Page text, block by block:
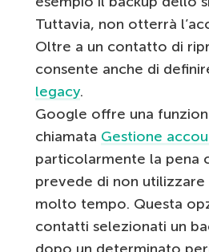
Tuttavia, non otterrà
Oltre a un contatto di
consente anche di
legacy.
Google offre una
chiamata Gestione
particolarmente la pena
prevede di non
molto tempo. Questa
contatti selezionati un
dopo un determinato